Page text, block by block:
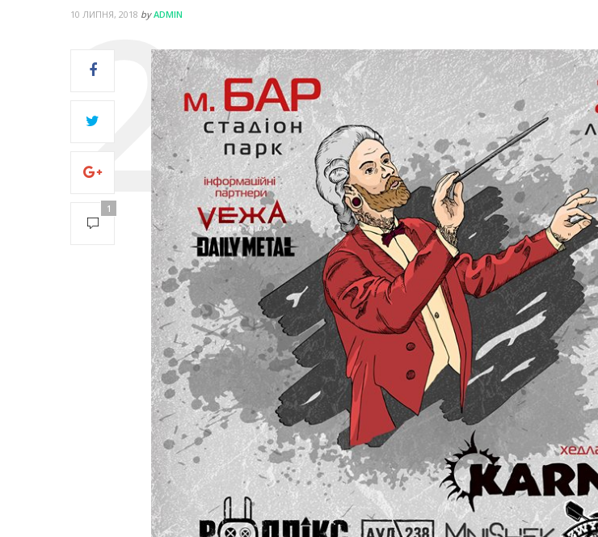
10 ЛИПНЯ, 2018 by ADMIN
1